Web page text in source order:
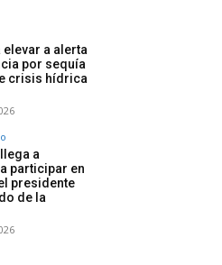
elevar a alerta
por sequía
crisis hídrica
a
participar en
presidente
de la